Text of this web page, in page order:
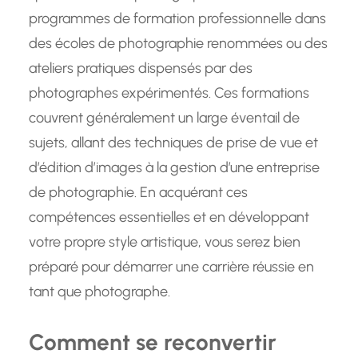
programmes de formation professionnelle dans
des écoles de photographie renommées ou des
ateliers pratiques dispensés par des
photographes expérimentés. Ces formations
couvrent généralement un large éventail de
sujets, allant des techniques de prise de vue et
d’édition d’images à la gestion d’une entreprise
de photographie. En acquérant ces
compétences essentielles et en développant
votre propre style artistique, vous serez bien
préparé pour démarrer une carrière réussie en
tant que photographe.
Comment se reconvertir